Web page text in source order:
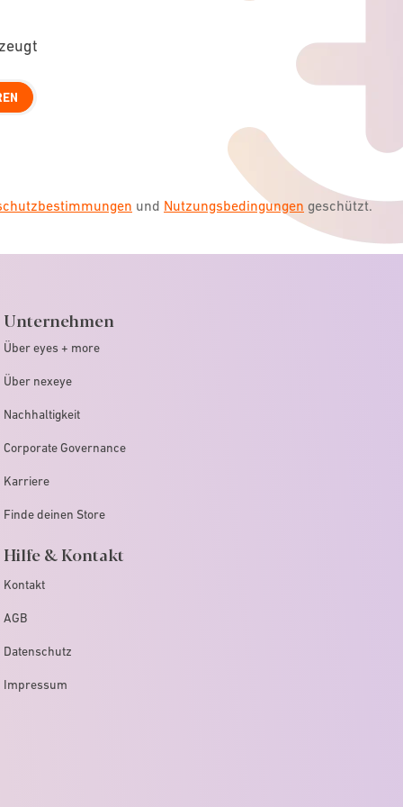
und Nutzungsbedingungen geschützt.
Unternehmen
Über eyes + more
Über nexeye
Nachhaltigkeit
Corporate Governance
Karriere
Finde deinen Store
Hilfe & Kontakt
Kontakt
AGB
Datenschutz
Impressum